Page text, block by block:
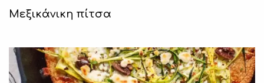
Μεξικάνικη πίτσα